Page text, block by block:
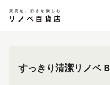
すっきり清潔リノベ B